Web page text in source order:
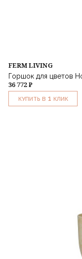
FERM LIVING
Горшок для цветов
36 772 ₽
КУПИТЬ В 1 КЛИК